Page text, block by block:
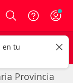
Login
CAMBIAR
Provincia
en tu